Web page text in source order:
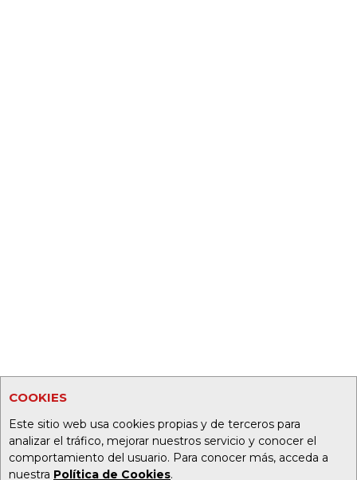
COOKIES
Este sitio web usa cookies propias y de terceros para
analizar el tráfico, mejorar nuestros servicio y conocer el
comportamiento del usuario. Para conocer más, acceda a
nuestra Política de Cookies.